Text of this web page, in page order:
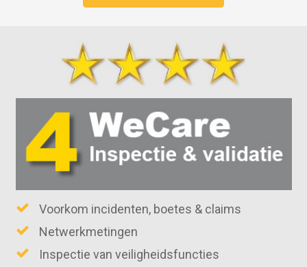
Voorkom incidenten, boetes & claims
Netwerkmetingen
Inspectie van veiligheidsfuncties